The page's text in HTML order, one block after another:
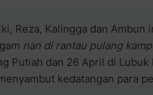
Reza, Kalingga dan Ambun
nan di rantau pulang
Putiah dan 26 April di Lubuk
kedatangan para